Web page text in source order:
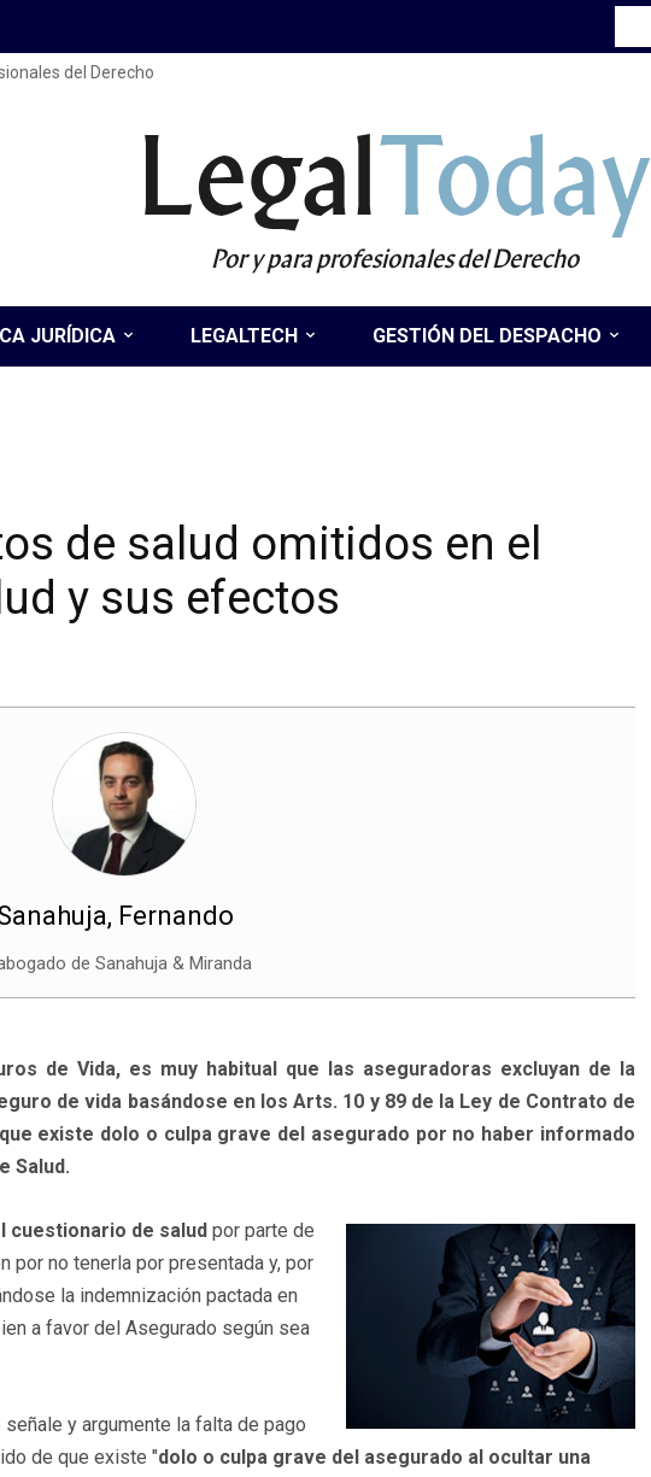
del Derecho
LegalToday
Por y para profesionales del Derecho
JURÍDICA LEGALTECH GESTIÓN DEL DESPACHO
de salud omitidos en el
y sus efectos
Fernando
de Sanahuja & Miranda
de Vida, es muy habitual que las aseguradoras excluyan de la
de vida basándose en los Arts. 10 y 89 de la Ley de Contrato de
existe dolo o culpa grave del asegurado por no haber informado
Salud.
de salud por parte de
por no tenerla por presentada y, por
la indemnización pactada en
a favor del Asegurado según sea
y argumente la falta de pago
de que existe "dolo o culpa grave del asegurado al ocultar una